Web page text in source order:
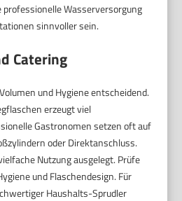
Wasserversorgung
sinnvoller sein.
Catering
und Hygiene entscheidend.
erzeugt viel
Gastronomen setzen oft auf
oder Direktanschluss.
Nutzung ausgelegt. Prüfe
und Flaschendesign. Für
Haushalts-Sprudler